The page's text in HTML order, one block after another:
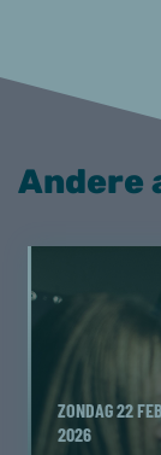
Andere
ZONDAG 22
2026